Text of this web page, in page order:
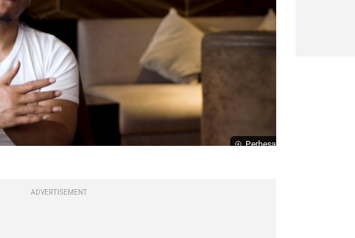
Perbesar
ADVERTISEMENT